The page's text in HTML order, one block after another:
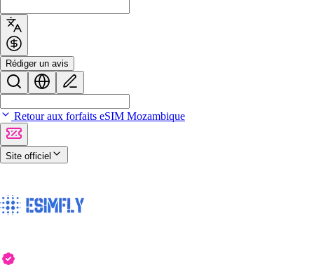
Rédiger un avis
Retour aux forfaits eSIM Mozambique
Site officiel